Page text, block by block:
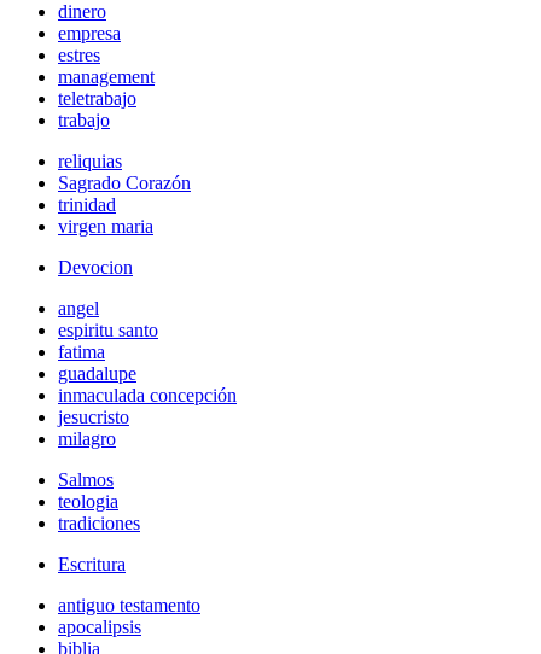
dinero
empresa
estres
management
teletrabajo
trabajo
reliquias
Sagrado Corazón
trinidad
virgen maria
Devocion
angel
espiritu santo
fatima
guadalupe
inmaculada concepción
jesucristo
milagro
Salmos
teologia
tradiciones
Escritura
antiguo testamento
apocalipsis
biblia